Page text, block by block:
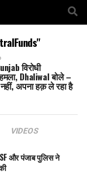
विरोधी
Dhaliwal बोले –
अपना हक़ ले रहा है
VIDEOS
और पंजाब पुलिस ने